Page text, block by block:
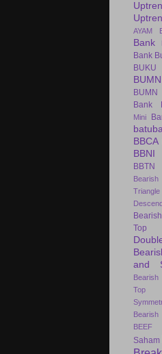
AYAM
Bank
Bank
BUMN
Bank
Mini
BBCA
BBNI
BBTN
Triangle
Top
and
Top
BEEF
Saham